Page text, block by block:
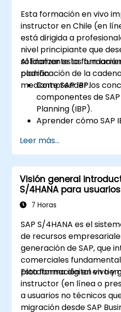
S/4HANA.
Esta formación en vivo
instructor en Chile (en
está dirigida a
nivel principiante que
sólidamente los
planificación de la
mediante SAP IBP.
Al finalizar esta
podrán:
Comprender los
componentes de
Planning (IBP).
Aprender cómo SAP
la cadena de
Explorar los distintos
y sus funcionalidades.
Obtener experiencia
interfaz de usuario y
SAP IBP.
Leer más...
Visión general
S/4HANA para
7 Horas
SAP S/4HANA es el
de recursos
generación de SAP, que
comerciales
plataforma digital en
Esta formación en vivo y
instructor (en línea o
a usuarios no técnicos
migración desde SAP